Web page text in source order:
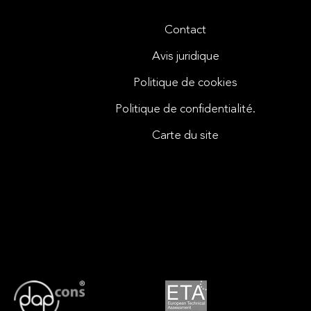
Contact
Avis juridique
Politique de cookies
Politique de confidentialité.
Carte du site